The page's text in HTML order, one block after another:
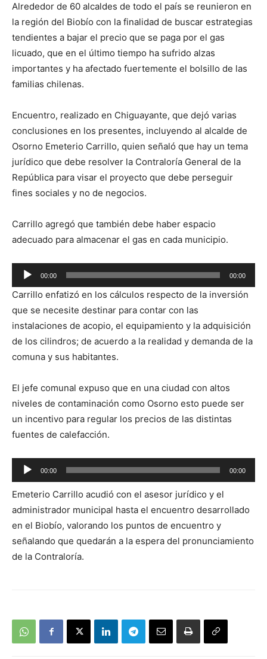
Alrededor de 60 alcaldes de todo el país se reunieron en
la región del Biobío con la finalidad de buscar estrategias
tendientes a bajar el precio que se paga por el gas
licuado, que en el último tiempo ha sufrido alzas
importantes y ha afectado fuertemente el bolsillo de las
familias chilenas.
Encuentro, realizado en Chiguayante, que dejó varias
conclusiones en los presentes, incluyendo al alcalde de
Osorno Emeterio Carrillo, quien señaló que hay un tema
jurídico que debe resolver la Contraloría General de la
República para visar el proyecto que debe perseguir
fines sociales y no de negocios.
Carrillo agregó que también debe haber espacio
adecuado para almacenar el gas en cada municipio.
Reproductor
de
audio
00:00 00:00
Carrillo enfatizó en los cálculos respecto de la inversión
que se necesite destinar para contar con las
instalaciones de acopio, el equipamiento y la adquisición
de los cilindros; de acuerdo a la realidad y demanda de la
comuna y sus habitantes.
El jefe comunal expuso que en una ciudad con altos
niveles de contaminación como Osorno esto puede ser
un incentivo para regular los precios de las distintas
fuentes de calefacción.
Reproductor
de
audio
00:00 00:00
Emeterio Carrillo acudió con el asesor jurídico y el
administrador municipal hasta el encuentro desarrollado
en el Biobío, valorando los puntos de encuentro y
señalando que quedarán a la espera del pronunciamiento
de la Contraloría.